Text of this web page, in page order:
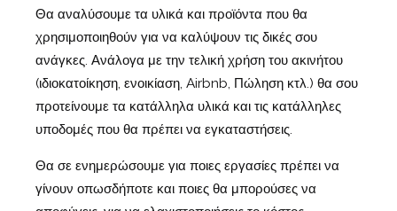
Θα αναλύσουμε τα υλικά και προϊόντα που θα
χρησιμοποιηθούν για να καλύψουν τις δικές σου
ανάγκες. Ανάλογα με την τελική χρήση του ακινήτου
(ιδιοκατοίκηση, ενοικίαση, Airbnb, Πώληση κτλ.) θα σου
προτείνουμε τα κατάλληλα υλικά και τις κατάλληλες
υποδομές που θα πρέπει να εγκαταστήσεις.
Θα σε ενημερώσουμε για ποιες εργασίες πρέπει να
γίνουν οπωσδήποτε και ποιες θα μπορούσες να